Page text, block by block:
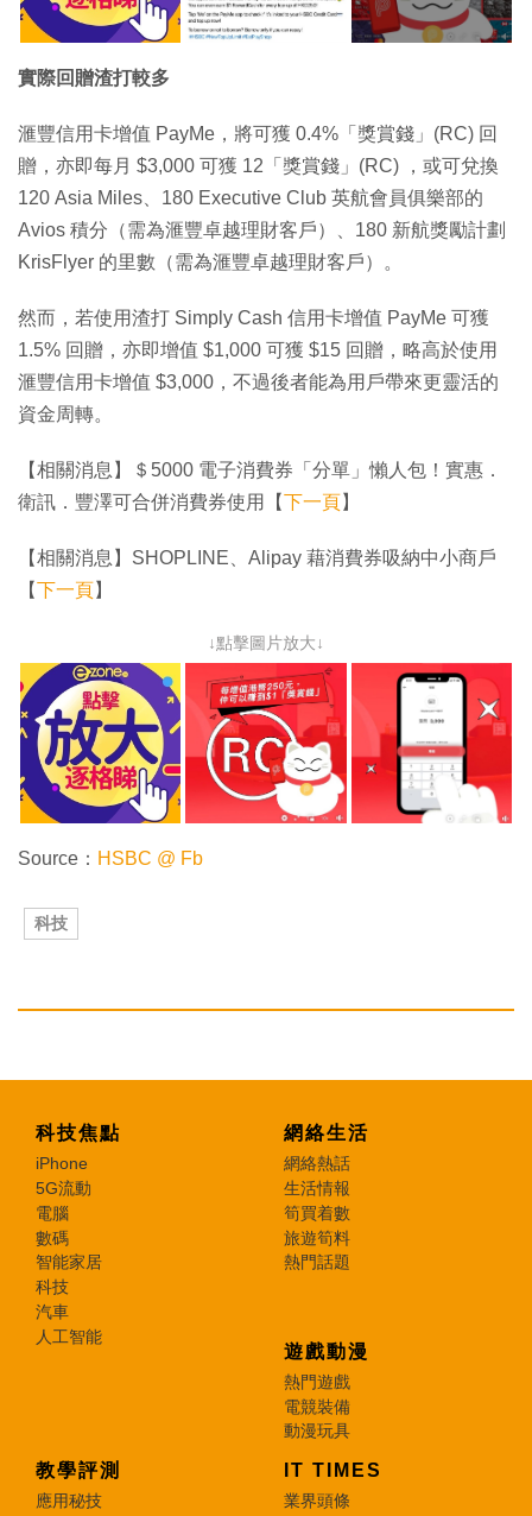
實際回贈渣打較多
滙豐信用卡增值 PayMe，將可獲 0.4%「獎賞錢」(RC) 回
贈，亦即每月 $3,000 可獲 12「獎賞錢」(RC) ，或可兌換
120 Asia Miles、180 Executive Club 英航會員俱樂部的
Avios 積分（需為滙豐卓越理財客戶）、180 新航獎勵計劃
KrisFlyer 的里數（需為滙豐卓越理財客戶）。
然而，若使用渣打 Simply Cash 信用卡增值 PayMe 可獲
1.5% 回贈，亦即增值 $1,000 可獲 $15 回贈，略高於使用
滙豐信用卡增值 $3,000，不過後者能為用戶帶來更靈活的
資金周轉。
【相關消息】＄5000 電子消費券「分單」懶人包！實惠．
衛訊．豐澤可合併消費券使用【下一頁】
【相關消息】SHOPLINE、Alipay 藉消費券吸納中小商戶
【下一頁】
↓點擊圖片放大↓
Source： HSBC @ Fb
科技
科技焦點
iPhone
5G流動
電腦
數碼
智能家居
科技
汽車
人工智能
網絡生活
網絡熱話
生活情報
筍買着數
旅遊筍料
熱門話題
遊戲動漫
熱門遊戲
電競裝備
動漫玩具
教學評測
應用秘技
IT TIMES
業界頭條